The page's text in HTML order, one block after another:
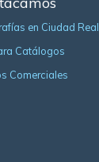
en Ciudad Real
Catálogos
Comerciales